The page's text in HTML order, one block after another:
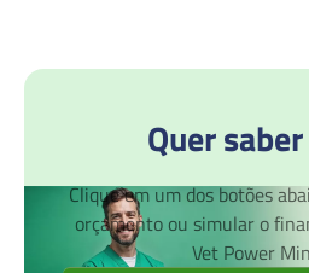
Quer
Clique em um dos botões
orçamento ou simular o
Vet Power